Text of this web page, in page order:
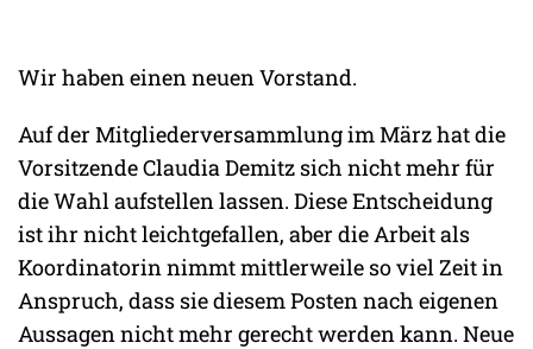
Wir haben einen neuen Vorstand.
Auf der Mitgliederversammlung im März hat die
Vorsitzende Claudia Demitz sich nicht mehr für
die Wahl aufstellen lassen. Diese Entscheidung
ist ihr nicht leichtgefallen, aber die Arbeit als
Koordinatorin nimmt mittlerweile so viel Zeit in
Anspruch, dass sie diesem Posten nach eigenen
Aussagen nicht mehr gerecht werden kann. Neue